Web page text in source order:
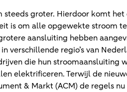
steeds groter. Hierdoor komt het
is om alle opgewekte stroom
aansluiting hebben
verschillende regio’s van
die hun stroomaansluiting
elektrificeren. Terwijl de
& Markt (ACM) de regels nu